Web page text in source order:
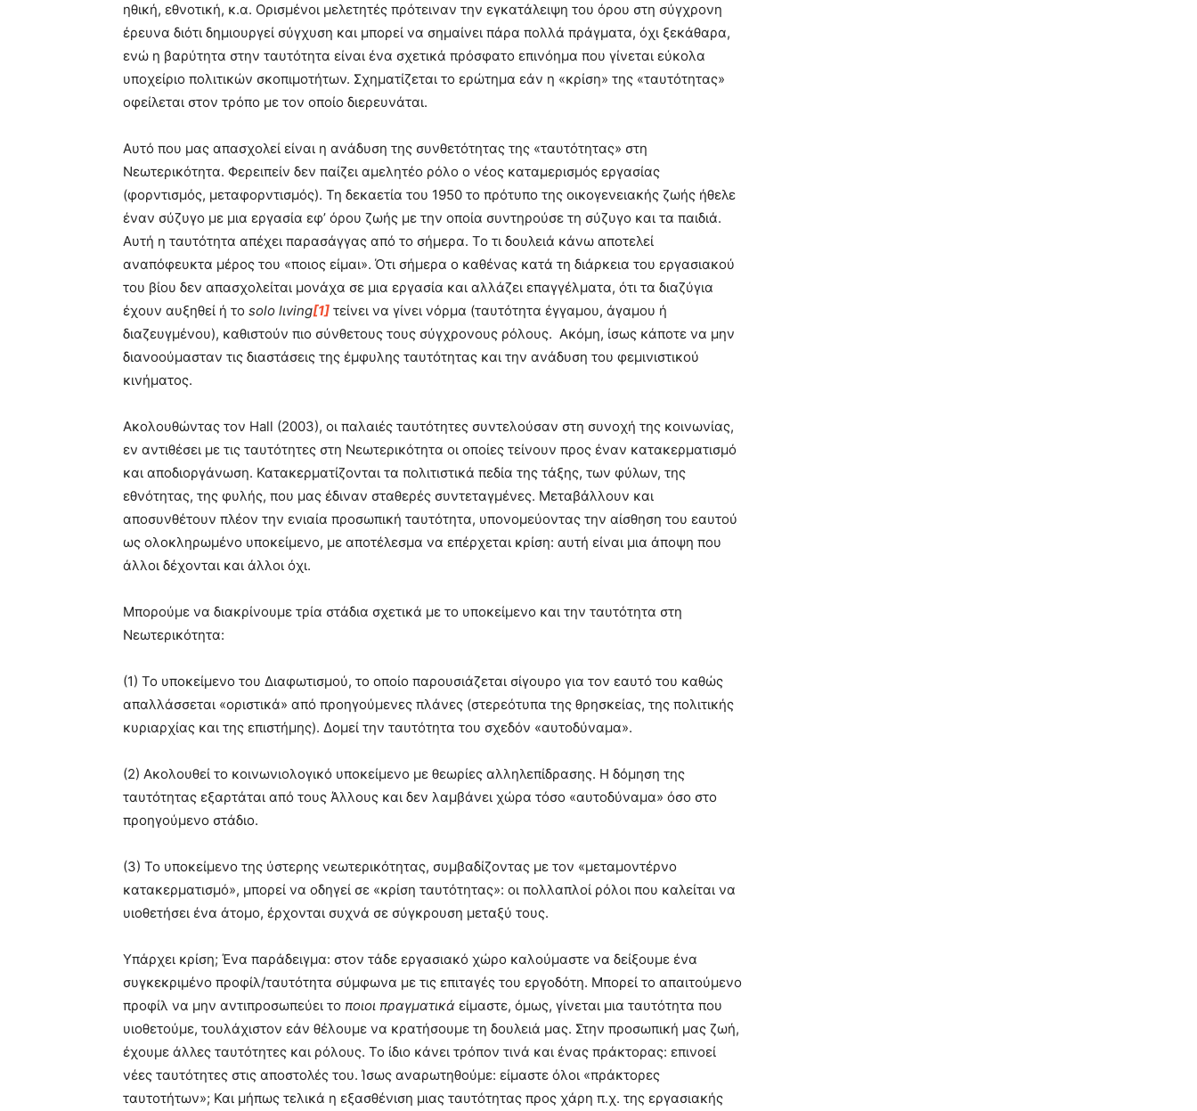
ηθική, εθνοτική, κ.α. Ορισμένοι μελετητές πρότειναν την εγκατάλειψη του όρου στη σύγχρονη
έρευνα διότι δημιουργεί σύγχυση και μπορεί να σημαίνει πάρα πολλά πράγματα, όχι ξεκάθαρα,
ενώ η βαρύτητα στην ταυτότητα είναι ένα σχετικά πρόσφατο επινόημα που γίνεται εύκολα
υποχείριο πολιτικών σκοπιμοτήτων. Σχηματίζεται το ερώτημα εάν η «κρίση» της «ταυτότητας»
οφείλεται στον τρόπο με τον οποίο διερευνάται.
Αυτό που μας απασχολεί είναι η ανάδυση της συνθετότητας της «ταυτότητας» στη
Νεωτερικότητα. Φερειπείν δεν παίζει αμελητέο ρόλο ο νέος καταμερισμός εργασίας
(φορντισμός, μεταφορντισμός). Τη δεκαετία του 1950 το πρότυπο της οικογενειακής ζωής ήθελε
έναν σύζυγο με μια εργασία εφ’ όρου ζωής με την οποία συντηρούσε τη σύζυγο και τα παιδιά.
Αυτή η ταυτότητα απέχει παρασάγγας από το σήμερα. Το τι δουλειά κάνω αποτελεί
αναπόφευκτα μέρος του «ποιος είμαι». Ότι σήμερα ο καθένας κατά τη διάρκεια του εργασιακού
του βίου δεν απασχολείται μονάχα σε μια εργασία και αλλάζει επαγγέλματα, ότι τα διαζύγια
έχουν αυξηθεί ή το solo lιving[1] τείνει να γίνει νόρμα (ταυτότητα έγγαμου, άγαμου ή
διαζευγμένου), καθιστούν πιο σύνθετους τους σύγχρονους ρόλους. Ακόμη, ίσως κάποτε να μην
διανοούμασταν τις διαστάσεις της έμφυλης ταυτότητας και την ανάδυση του φεμινιστικού
κινήματος.
Ακολουθώντας τον Hall (2003), οι παλαιές ταυτότητες συντελούσαν στη συνοχή της κοινωνίας,
εν αντιθέσει με τις ταυτότητες στη Νεωτερικότητα οι οποίες τείνουν προς έναν κατακερματισμό
και αποδιοργάνωση. Κατακερματίζονται τα πολιτιστικά πεδία της τάξης, των φύλων, της
εθνότητας, της φυλής, που μας έδιναν σταθερές συντεταγμένες. Μεταβάλλουν και
αποσυνθέτουν πλέον την ενιαία προσωπική ταυτότητα, υπονομεύοντας την αίσθηση του εαυτού
ως ολοκληρωμένο υποκείμενο, με αποτέλεσμα να επέρχεται κρίση: αυτή είναι μια άποψη που
άλλοι δέχονται και άλλοι όχι.
Μπορούμε να διακρίνουμε τρία στάδια σχετικά με το υποκείμενο και την ταυτότητα στη
Νεωτερικότητα:
(1) Το υποκείμενο του Διαφωτισμού, το οποίο παρουσιάζεται σίγουρο για τον εαυτό του καθώς
απαλλάσσεται «οριστικά» από προηγούμενες πλάνες (στερεότυπα της θρησκείας, της πολιτικής
κυριαρχίας και της επιστήμης). Δομεί την ταυτότητα του σχεδόν «αυτοδύναμα».
(2) Ακολουθεί το κοινωνιολογικό υποκείμενο με θεωρίες αλληλεπίδρασης. Η δόμηση της
ταυτότητας εξαρτάται από τους Άλλους και δεν λαμβάνει χώρα τόσο «αυτοδύναμα» όσο στο
προηγούμενο στάδιο.
(3) Το υποκείμενο της ύστερης νεωτερικότητας, συμβαδίζοντας με τον «μεταμοντέρνο
κατακερματισμό», μπορεί να οδηγεί σε «κρίση ταυτότητας»: οι πολλαπλοί ρόλοι που καλείται να
υιοθετήσει ένα άτομο, έρχονται συχνά σε σύγκρουση μεταξύ τους.
Υπάρχει κρίση; Ένα παράδειγμα: στον τάδε εργασιακό χώρο καλούμαστε να δείξουμε ένα
συγκεκριμένο προφίλ/ταυτότητα σύμφωνα με τις επιταγές του εργοδότη. Μπορεί το απαιτούμενο
προφίλ να μην αντιπροσωπεύει το ποιοι πραγματικά είμαστε, όμως, γίνεται μια ταυτότητα που
υιοθετούμε, τουλάχιστον εάν θέλουμε να κρατήσουμε τη δουλειά μας. Στην προσωπική μας ζωή,
έχουμε άλλες ταυτότητες και ρόλους. Το ίδιο κάνει τρόπον τινά και ένας πράκτορας: επινοεί
νέες ταυτότητες στις αποστολές του. Ίσως αναρωτηθούμε: είμαστε όλοι «πράκτορες
ταυτοτήτων»; Και μήπως τελικά η εξασθένιση μιας ταυτότητας προς χάρη π.χ. της εργασιακής